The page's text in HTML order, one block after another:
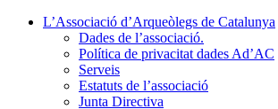
L’Associació d’Arqueòlegs de Catalunya
Dades de l’associació.
Política de privacitat dades Ad’AC
Serveis
Estatuts de l’associació
Junta Directiva